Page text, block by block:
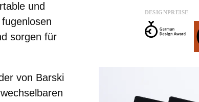
und
sorgen für
von Barski
DESIGNPREISE